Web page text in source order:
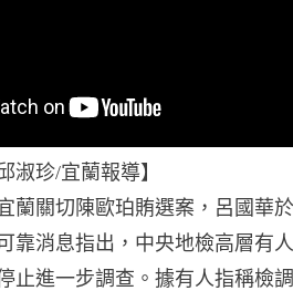
淑珍/宜蘭報導】
蘭關切陳歐珀賄選案，呂國華
靠消息指出，中央地檢高層有
止進一步調查。據有人指稱檢